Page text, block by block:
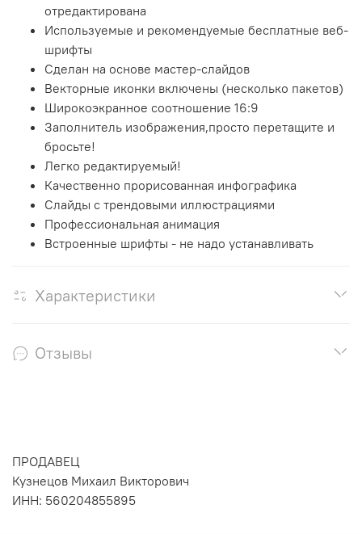
отредактирована
Используемые и рекомендуемые бесплатные веб-
шрифты
Сделан на основе мастер-слайдов
Векторные иконки включены (несколько пакетов)
Широкоэкранное соотношение 16:9
Заполнитель изображения,просто перетащите и
бросьте!
Легко редактируемый!
Качественно прорисованная инфографика
Слайды с трендовыми иллюстрациями
Профессиональная анимация
Встроенные шрифты - не надо устанавливать
Характеристики
Отзывы
ПРОДАВЕЦ
Кузнецов Михаил Викторович
ИНН: 560204855895